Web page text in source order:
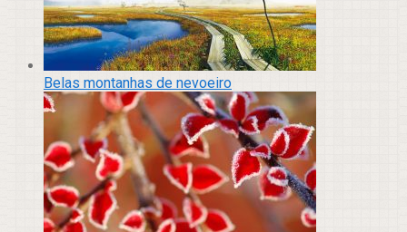
Belas montanhas de nevoeiro